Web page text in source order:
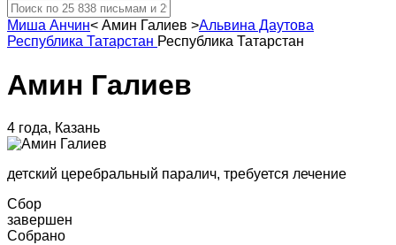
Миша Анчин< Амин Галиев >Альвина Даутова
Республика Татарстан Республика Татарстан
Амин Галиев
4 года, Казань
детский церебральный паралич, требуется лечение
Сбор
завершен
Собрано